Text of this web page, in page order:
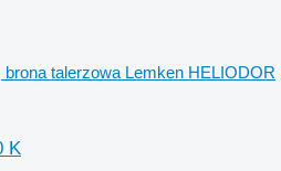
brona talerzowa Lemken HELIODOR
K